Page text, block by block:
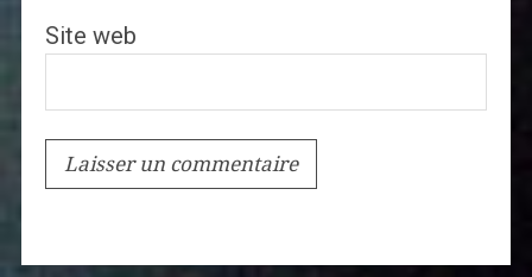
Site web